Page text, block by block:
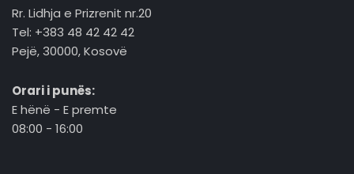
Rr. Lidhja e Prizrenit nr.20
Tel: +383 48 42 42 42
Pejë, 30000, Kosovë
Orari i punës:
E hënë - E premte
08:00 - 16:00